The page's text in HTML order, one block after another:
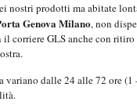
nostri prodotti ma abitate
Genova Milano, non
il corriere GLS anche con
variano dalle 24 alle 72 ore (1